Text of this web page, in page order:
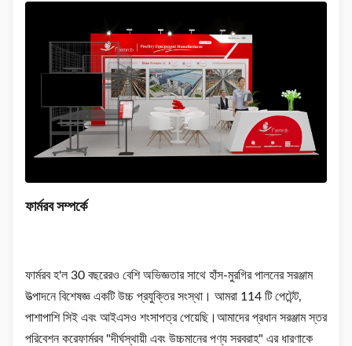
ফার্মরব সম্পর্কে
ফার্মরব হ'ল 30 বছরেরও বেশি অভিজ্ঞতার সাথে হাঁস-মুরগির পালনের সরঞ্জাম
উত্পাদনে বিশেষজ্ঞ একটি উচ্চ প্রযুক্তির সংস্থা। আমরা 114 টি পেটেন্ট,
পাশাপাশি সিই এবং আইএসও শংসাপত্র পেয়েছি।আমাদের প্রধান সরঞ্জাম স্তর
পরিবেশন করেফার্মরব "দীর্ঘস্থায়ী এবং উচ্চমানের পণ্য সরবরাহ" এর ধারণাকে